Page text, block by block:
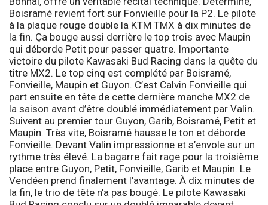
Boisramé revient fort sur Fonvieille pour la P2. Le pilote
à la plaque rouge double la KTM TMX à dix minutes de
la fin. Ça bouge aussi derrière le top trois avec Maupin
qui déborde Petit pour passer quatre. Importante
victoire du pilote Kawasaki Bud Racing dans la quête du
titre MX2. Le top cinq est complété par Boisramé,
Fonvieille, Maupin et Guyon. C’est Calvin Fonvieille qui
part ensuite en tête de cette dernière manche MX2 de
la saison avant d’être doublé immédiatement par Valin.
Suivent au premier tour Guyon, Garib, Boisramé, Petit et
Maupin. Très vite, Boisramé hausse le ton et déborde
Fonvieille. Devant Valin impressionne et s’envole sur un
rythme très élevé. La bagarre fait rage pour la troisième
place entre Guyon, Petit, Fonvieille, Garib et Maupin. Le
Vendéen prend finalement l’avantage. À dix minutes de
la fin, le trio de tête n’a pas bougé. Le pilote Kawasaki